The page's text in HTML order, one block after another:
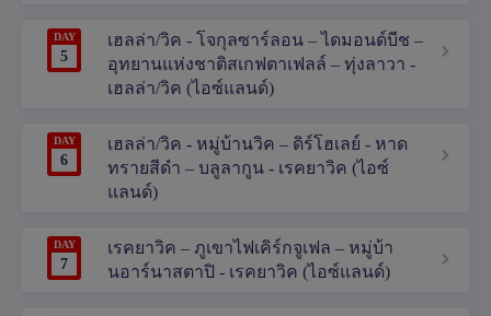
DAY
5
เฮลล่า/วิค - โจกุลซาร์ลอน – ไดมอนด์บีช –
อุทยานแห่งชาติสเกฟตาเฟลล์ – ทุ่งลาวา -
เฮลล่า/วิค (ไอซ์แลนด์)
DAY
6
เฮลล่า/วิค - หมู่บ้านวิค – ดิร์โฮเลย์ - หาด
ทรายสีดำ – บลูลากูน - เรคยาวิค (ไอซ์
แลนด์)
DAY
7
เรคยาวิค – ภูเขาไฟเคิร์กจูเฟล – หมู่บ้า
นอาร์นาสตาปิ - เรคยาวิค (ไอซ์แลนด์)